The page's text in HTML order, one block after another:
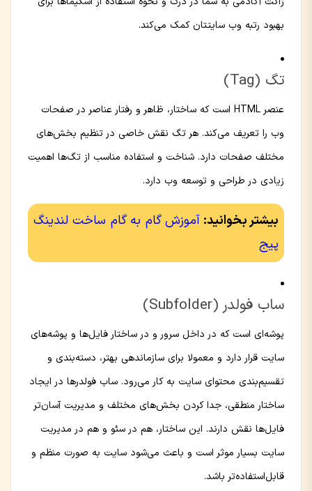
بهبود رتبه وب سایتتان کمک می‌کند.
تگ (Tag)
عنصر HTML است که ساختار، ظاهر و رفتار عناصر در صفحات
وب را تعریف می‌کند. هر تگ نقش خاصی در تنظیم بخش‌های
مختلف صفحات دارد. شناخت و استفاده مناسب از تگ‌ها اهمیت
زیادی در طراحی و توسعه وب دارد.
بیشتر بخوانید: آموزش گام به گام ساخت لندینگ
پیج
ساب فولدر (Subfolder)
پوشه‌ای است که در داخل سرور و در ساختار فایل‌ها و پوشه‌های
سایت قرار دارد و معمولا برای سازماندهی بهتر، دسته‌بندی و
تقسیم‌بندی محتوای سایت به کار می‌رود. ساب فولدرها در ایجاد
ساختار منطقی، جدا کردن بخش‌های مختلف و مدیریت آسان‌تر
فایل‌ها نقش دارند. این ساختار، هم در سئو و هم در مدیریت
سایت بسیار موثر است و باعث می‌شود سایت به صورت منظم و
قابل‌استفاده‌تر باشد.